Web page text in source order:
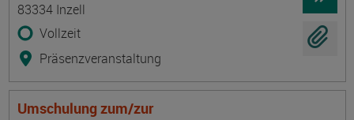
83334 Inzell
Vollzeit
Präsenzveranstaltung
Umschulung zum/zur